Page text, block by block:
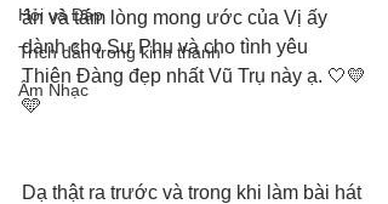
Hỏi và Đáp
Trích dẫn trong kinh thánh
Âm Nhạc
ân và tấm lòng mong ước của Vị ấy
dành cho Sư Phụ và cho tình yêu
Thiên Đàng đẹp nhất Vũ Trụ này ạ. 🤍💛
🩵
Dạ thật ra trước và trong khi làm bài hát